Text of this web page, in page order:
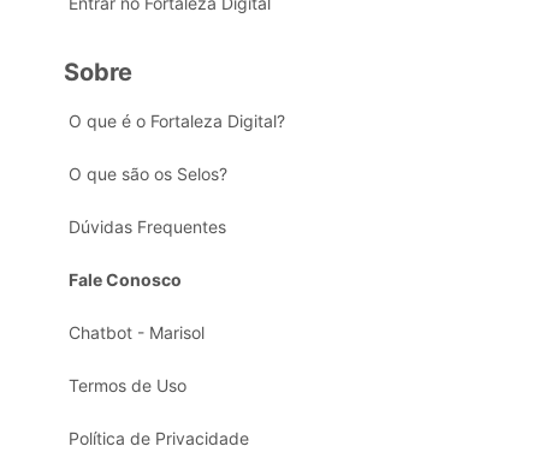
Sobre
O que é o Fortaleza Digital?
O que são os Selos?
Dúvidas Frequentes
Fale Conosco
Chatbot - Marisol
Termos de Uso
Política de Privacidade